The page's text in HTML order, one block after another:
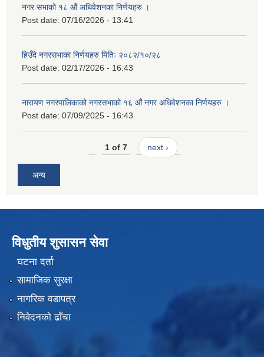
नगर सभाको १८ औं अधिवेशनका निर्णयहरु ।
Post date: 07/16/2026 - 13:41
हिउँदे नगरसभाका निर्णयहरु मितिः २०८२/१०/२८
Post date: 02/17/2026 - 16:43
नारायण नगरपालिकाको नगरसभाको १६ औं नगर अधिवेशनका निर्णयहरु ।
Post date: 07/09/2025 - 16:43
1 of 7 next ›
अन्य
विधुतीय शुसासन सेवा
घटना दर्ता
सामाजिक सुरक्षा
नागरिक वडापत्र
निवेदनको ढाँचा